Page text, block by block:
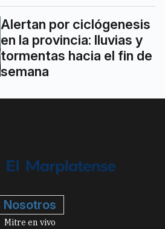
Alertan por ciclógenesis
en la provincia: lluvias y
tormentas hacia el fin de
semana
Nosotros
Mitre en vivo